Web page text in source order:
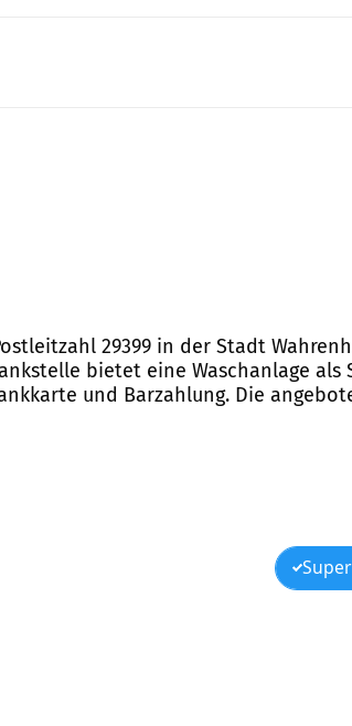
29399 in der Stadt
bietet eine Waschanlage als
und Barzahlung. Die